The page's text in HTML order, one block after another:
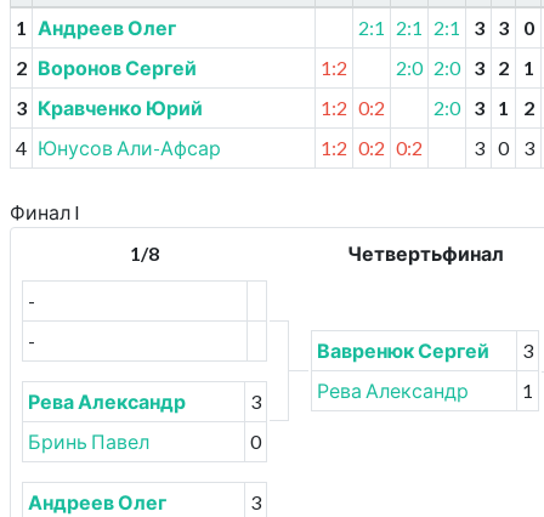
1 Андреев Олег 2:1 2:1 2:1 3 3
0
2 Воронов Сергей 1:2 2:0 2:0 3 2
1
3 Кравченко Юрий 1:2 0:2 2:0 3 1
2
4 Юнусов Али-Афсар 1:2 0:2 0:2 3 0 3
Финал I
1/8
Четвертьфинал
-
-
Рева Александр
3
Бринь Павел
0
Андреев Олег 3
Вавренюк Сергей
3
Рева Александр
1